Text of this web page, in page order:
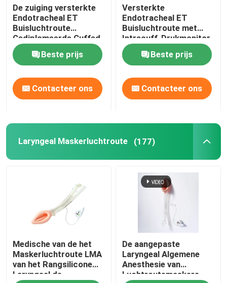
De zuiging versterkte
Endotracheal ET
Buisluchtroute
Gediplomeerde Cuffed
ISO13485
Beste prijs
Contacteer ons
Versterkte
Endotracheal ET
Buisluchtroute met
Intracuff-Drukmonitor
Beste prijs
Contacteer ons
Laryngeal Maskerluchtroute (177)
Medische van de het
Maskerluchtroute LMA
van het Rangsilicone
Laryngeal de
De aangepaste
Laryngeal Algemene
Anesthesie van
Luchtroutemaskers